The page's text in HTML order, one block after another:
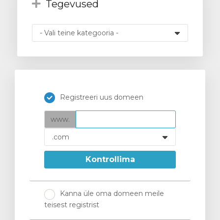
Tegevused
Registreeri uus domeen
www.
Kontrollima
Kanna üle oma domeen meile
teisest registrist